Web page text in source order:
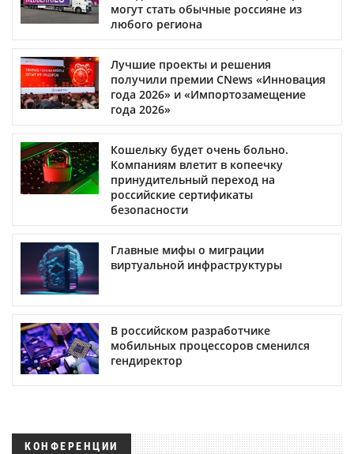
могут стать обычные россияне из
любого региона
Лучшие проекты и решения
получили премии CNews «Инновация
года 2026» и «Импортозамещение
года 2026»
Кошельку будет очень больно.
Компаниям влетит в копеечку
принудительный переход на
российские сертификаты
безопасности
Главные мифы о миграции
виртуальной инфраструктуры
В российском разработчике
мобильных процессоров сменился
гендиректор
КОНФЕРЕНЦИИ